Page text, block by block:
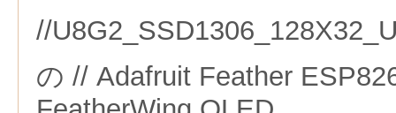
//
の // Adafruit Feather